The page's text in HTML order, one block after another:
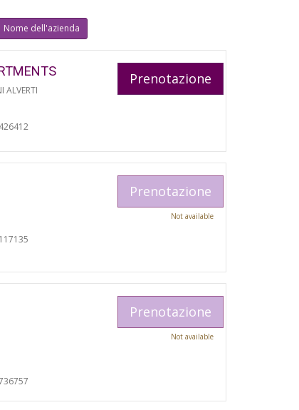
Nome dell'azienda
ALVERTI
Prenotazione
Prenotazione
Not available
Prenotazione
Not available